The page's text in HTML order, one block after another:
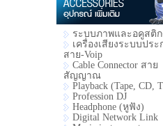
ระบบภาพและอคูสติ
เครื่องเสียงระบบประ
สาย-Voip
Cable Connector สาย
สัญญาณ
Playback (Tape, CD,
Profession DJ
Headphone (หูฟัง)
Digital Network Link